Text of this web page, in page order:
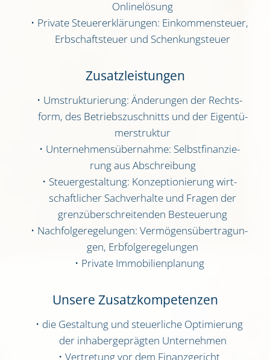
Online­lö­sung
Pri­va­te Steu­er­erklä­run­gen: Ein­kom­men­steu­er,
Erb­schaft­steu­er und Schen­kung­steu­er
Zusatz­leis­tun­gen
Umstruk­tu­rie­rung: Ände­run­gen der Rechts­
form, des Betriebs­zu­schnitts und der Eigen­tü­
mer­struk­tur
Unter­neh­mens­über­nah­me: Selbst­fi­nan­zie­
rung aus Abschrei­bung
Steu­er­ge­stal­tung: Kon­zep­tio­nie­rung wirt­
schaft­li­cher Sach­ver­hal­te und Fra­gen der
grenz­über­schrei­ten­den Besteue­rung
Nach­fol­ge­re­ge­lun­gen: Ver­mö­gens­über­tra­gun­
gen, Erb­fol­ge­re­ge­lun­gen
Pri­va­te Immo­bi­li­en­pla­nung
Unse­re Zusatz­kom­pe­ten­zen
die Gestal­tung und steu­er­li­che Opti­mie­rung
der inha­ber­ge­präg­ten Unter­neh­men
Ver­tre­tung vor dem Finanz­ge­richt